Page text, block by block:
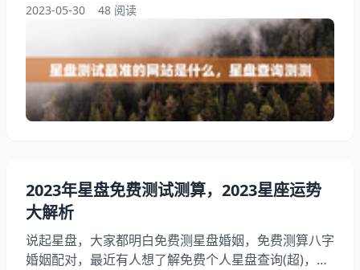
本文，您将了解到星盘查询测测，跟随我们一起来看看
星盘测试最准的网站是什么吧！ 星盘免费测试，哪位
知道哪里有在线测星盘比较准，分析比较详细的？ 1、
星盘免费测试：哪位知道哪里有在线测星盘比较准，分
析比较详细的？ 81星盘http：//
2023-05-30 48 阅读
2023年星盘免费测试测算，2023星座运势
大解析
说起星盘，大家都明白免费测星盘婚姻，免费测算八字
婚姻配对，最近有人想了解免费个人星盘查询(超)，如